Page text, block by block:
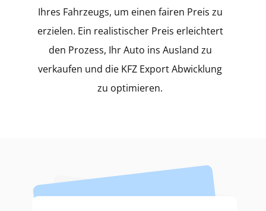
Ihres Fahrzeugs, um einen fairen Preis zu
erzielen. Ein realistischer Preis erleichtert
den Prozess, Ihr Auto ins Ausland zu
verkaufen und die KFZ Export Abwicklung
zu optimieren.